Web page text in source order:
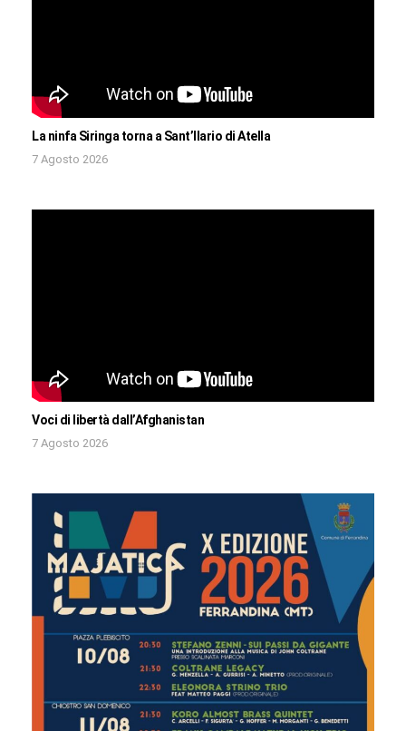
La ninfa Siringa torna a Sant’Ilario di Atella
7 Agosto 2026
Voci di libertà dall’Afghanistan
7 Agosto 2026